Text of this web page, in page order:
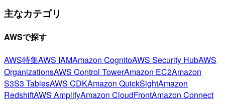
主なカテゴリ
AWSで探す
AWS特集AWS IAMAmazon CognitoAWS Security HubAWS
OrganizationsAWS Control TowerAmazon EC2Amazon
S3S3 TablesAWS CDKAmazon QuickSightAmazon
RedshiftAWS AmplifyAmazon CloudFrontAmazon Connect